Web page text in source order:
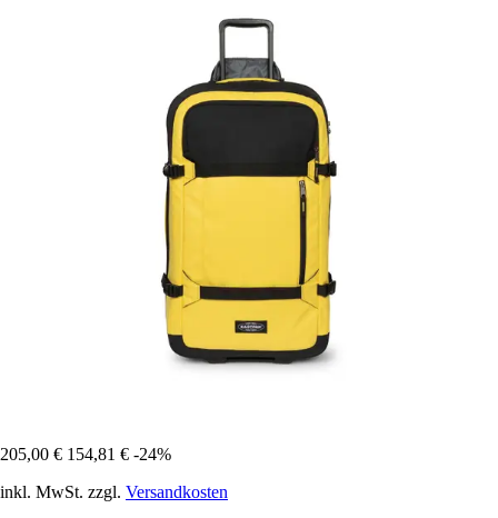
205,00 € 154,81 € -24%
inkl. MwSt. zzgl. Versandkosten